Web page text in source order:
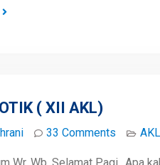
( XII AKL)
33 Comments AKL